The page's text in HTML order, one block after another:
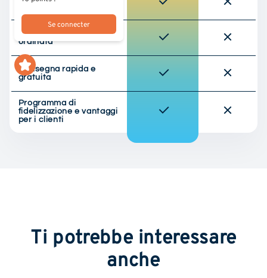
Confezione discreta e
ordinata
Consegna rapida e
gratuita
Programma di
fidelizzazione e vantaggi
per i clienti
Ti potrebbe interessare
anche
Se connecter